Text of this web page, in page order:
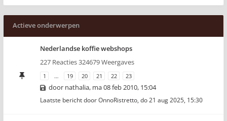
Actieve onderwerpen
Nederlandse koffie webshops
227 Reacties 324679 Weergaves
1 … 19 20 21 22 23
door nathalia, ma 08 feb 2010, 15:04
Laatste bericht doorOnnoRistretto, do 21 aug 2025, 15:30